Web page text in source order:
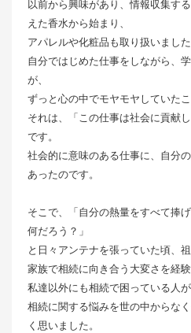
以前から興味があり、情報収集す
えた香水から始まり、
アパレルや化粧品も取り扱いました
自分ではじめた仕事をしながら、
が、
ずっと心の中でモヤモヤしていたこ
それは、「この仕事は社会に貢献
です。
社会的に意味のある仕事に、自分
あったのです。
そこで、「自分の熱量をすべて捧
何だろう？」
と日々アンテナを張っていた頃、祖
家族で相続に向き合う大変さを経験
私達以外にも相続で困っている人
相続に関する悩みを世の中からな
く思いました。